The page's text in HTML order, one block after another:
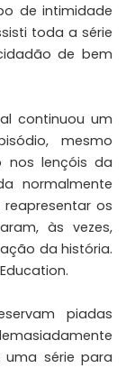
de intimidade
toda a série
de bem
continuou um
mesmo
nos lençóis da
normalmente
os
às vezes,
da história.
piadas
uma série para